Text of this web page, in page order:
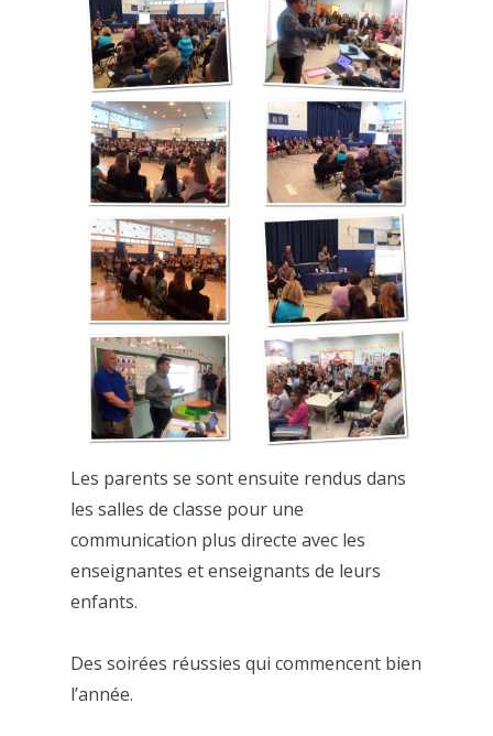
Les parents se sont ensuite rendus dans
les salles de classe pour une
communication plus directe avec les
enseignantes et enseignants de leurs
enfants.
Des soirées réussies qui commencent bien
l’année.